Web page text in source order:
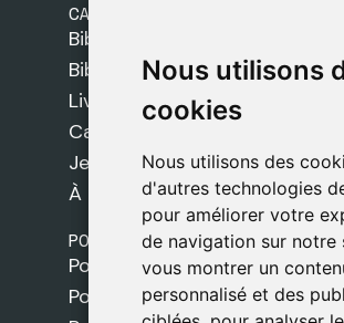
Nous utilisons
cookies
Nous utilisons des
d'autres technologies
pour améliorer votre
de navigation sur notre
vous montrer un
personnalisé et des
Nous utilisons
cookies
Nous utilisons des
d'autres technologies
pour améliorer votre
de navigation sur notre
vous montrer un
personnalisé et des
CATÉGORIES
Bibles Safeliz
Bibles
Livres
Cadeaux
Jeux
À propos de nous
POLITIQUES
Politique de livraison
Politique de cookies